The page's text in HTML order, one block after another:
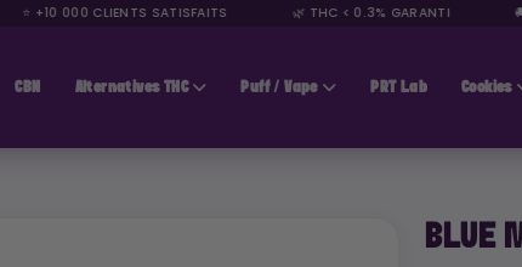
⭐ +10 000 CLIENTS SATISFAITS 🌿 THC < 0.3% GARANTI 🚚
CBN Alternatives THC Puff / Vape PRT Lab Cookies
BLUE